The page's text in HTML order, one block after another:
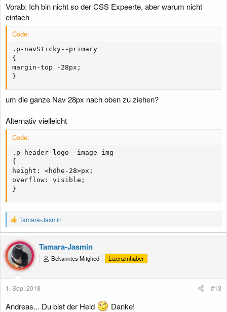
Vorab: Ich bin nicht so der CSS Expeerte, aber warum nicht
einfach
Code:
.p-navSticky--primary
{
margin-top -28px;
}
um die ganze Nav 28px nach oben zu ziehen?
Alternativ vielleicht
Code:
.p-header-logo--image img
{
height: <höhe-28>px;
overflow: visible;
}
R
e
a
k
t
i
o
n
n
Tamara-Jasmin
Tamara-Jasmin
Bekanntes Mitglied Lizenzinhaber
1. Sep. 2018 #13
Andreas... Du bist der Held
Danke!